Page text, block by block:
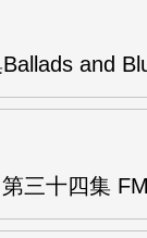
and
三十四集